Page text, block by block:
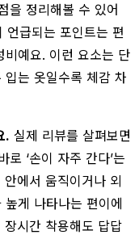
을 정리해볼 수 있어
언급되는 포인트는 편
예요. 이런 요소는 단
는 옷일수록 체감 차
. 실제 리뷰를 살펴보면
‘손이 자주 간다’는
에서 움직이거나 외
게 나타나는 편이에
시간 착용해도 답답